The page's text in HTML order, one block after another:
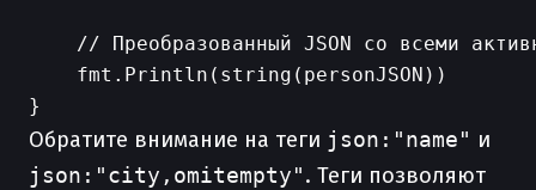
// Преобразованный JSON со всеми
    fmt.Println(string(personJSON))
Обратите внимание на теги json:"name" и
json:"city,omitempty". Теги позволяют